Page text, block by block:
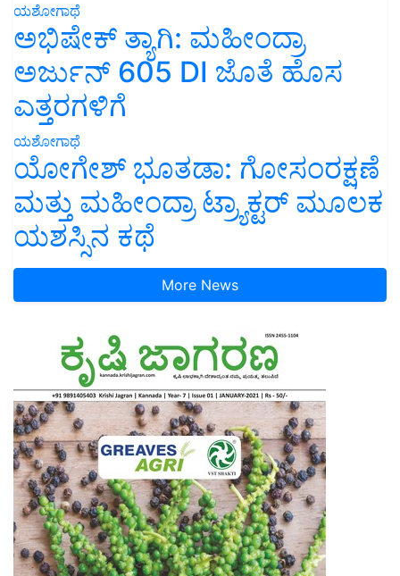
ಯಶೋಗಾಥೆ
ಅಭಿಷೇಕ್ ತ್ಯಾಗಿ: ಮಹೀಂದ್ರಾ
ಅರ್ಜುನ್ 605 DI ಜೊತೆ ಹೊಸ
ಎತ್ತರಗಳಿಗೆ
ಯಶೋಗಾಥೆ
ಯೋಗೇಶ್ ಭೂತಡಾ: ಗೋಸಂರಕ್ಷಣೆ
ಮತ್ತು ಮಹೀಂದ್ರಾ ಟ್ರ್ಯಾಕ್ಟರ್ ಮೂಲಕ
ಯಶಸ್ಸಿನ ಕಥೆ
More News